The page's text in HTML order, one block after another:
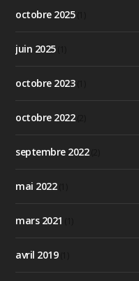
octobre 2025(1)
juin 2025(1)
octobre 2023(1)
octobre 2022(2)
septembre 2022(2)
mai 2022(1)
mars 2021
avril 2019(1)